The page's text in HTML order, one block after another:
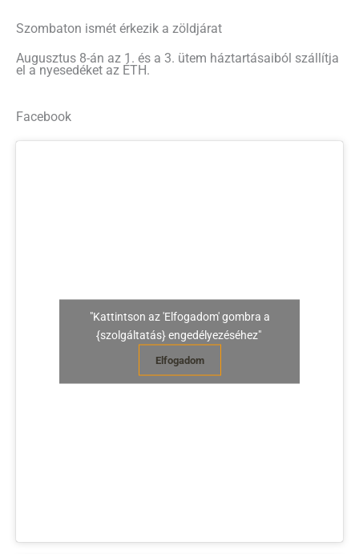
Szombaton ismét érkezik a zöldjárat
Augusztus 8-án az 1. és a 3. ütem háztartásaiból szállítja
el a nyesedéket az ÉTH.
Facebook
"Kattintson az 'Elfogadom' gombra a
{szolgáltatás} engedélyezéséhez"
Elfogadom